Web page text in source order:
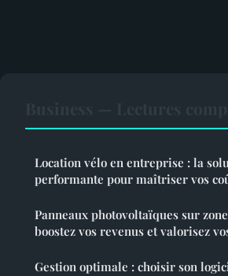
Location vélo en entreprise : la
performante pour maîtriser vos
Panneaux photovoltaïques sur
boostez vos revenus et valorisez
Gestion optimale : choisir son